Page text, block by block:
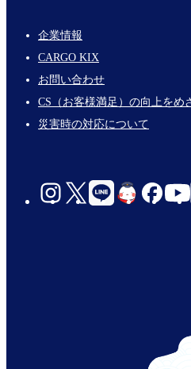
Footer
Links
企業情報
CARGO KIX
お問い合わせ
CS（お客様満足）の向上をめ
災害時の対応について
social-